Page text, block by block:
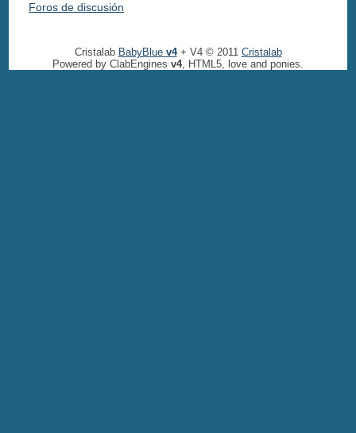
Foros de discusión
Cristalab BabyBlue v4+ V4 © 2011 Cristalab
Powered by ClabEngines v4, HTML5, love and ponies.